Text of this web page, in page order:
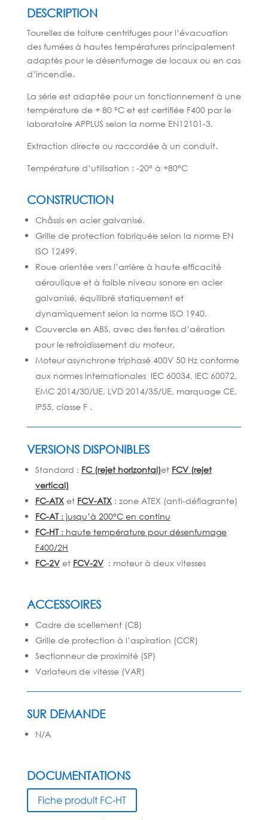
DESCRIPTION
Tourelles de toiture centrifuges pour l’évacuation
des fumées à hautes températures principalement
adaptés pour le désenfumage de locaux ou en cas
d’incendie.
La série est adaptée pour un fonctionnement à une
température de + 80 °C et est certifiée F400 par le
laboratoire APPLUS selon la norme EN12101-3.
Extraction directe ou raccordée à un conduit.
Température d’utilisation : -20° à +80°C
CONSTRUCTION
Châssis en acier galvanisé.
Grille de protection fabriquée selon la norme EN
ISO 12499.
Roue orientée vers l’arrière à haute efficacité
aéraulique et à faible niveau sonore en acier
galvanisé, équilibré statiquement et
dynamiquement selon la norme ISO 1940.
Couvercle en ABS, avec des fentes d’aération
pour le refroidissement du moteur.
Moteur asynchrone triphasé 400V 50 Hz conforme
aux normes internationales IEC 60034, IEC 60072,
EMC 2014/30/UE, LVD 2014/35/UE, marquage CE,
IP55, classe F .
VERSIONS DISPONIBLES
Standard : FC (rejet horizontal)et FCV(rejet
vertical)
FC-ATXet FCV-ATX: zone ATEX (anti-déflagrante)
FC-AT: jusqu’à 200°C en continu
FC-HT: haute température pour désenfumage
F400/2H
FC-2Vet FCV-2V: moteur à deux vitesses
ACCESSOIRES
Cadre de scellement (CB)
Grille de protection à l’aspiration (CCR)
Sectionneur de proximité (SP)
Variateurs de vitesse (VAR)
SUR DEMANDE
N/A
DOCUMENTATIONS
Fiche produit FC-HT